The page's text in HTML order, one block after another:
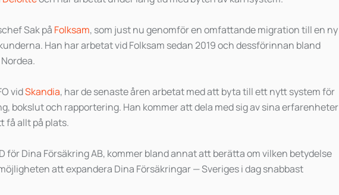
Sak på Folksam, som just nu genomför en omfattande migration till en ny
Han har arbetat vid Folksam sedan 2019 och dessförinnan bland
vidSkandia, har de senaste åren arbetat med att byta till ett nytt system för
bokslut och rapportering. Han kommer att dela med sig av sina erfarenheter
få allt på plats.
för Dina Försäkring AB, kommer bland annat att berätta om vilken betydelse
att expandera Dina Försäkringar — Sveriges i dag snabbast